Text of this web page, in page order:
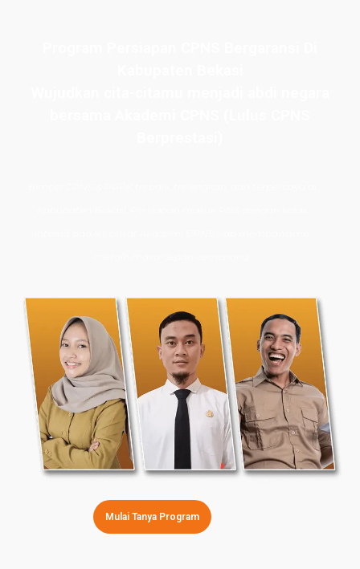
Mulai Tanya Program